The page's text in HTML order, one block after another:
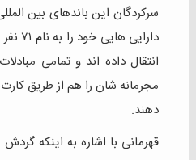
سرکردگان این باندهای بین
انتقال داده اند و تمامی
مجرمانه شان را هم از طریق
دهند.
قهرمانی با اشاره به اینکه